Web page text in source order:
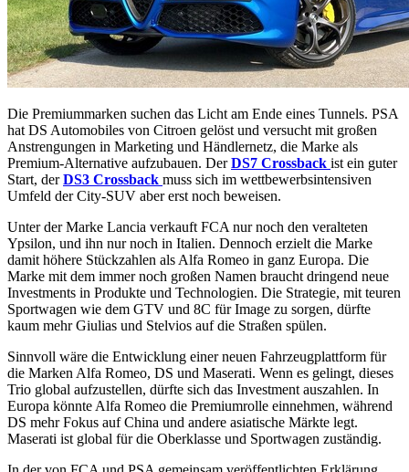
Die Premiummarken suchen das Licht am Ende eines Tunnels. PSA
hat DS Automobiles von Citroen gelöst und versucht mit großen
Anstrengungen in Marketing und Händlernetz, die Marke als
Premium-Alternative aufzubauen. DerDS7 Crossback ist ein guter
Start, derDS3 Crossback muss sich im wettbewerbsintensiven
Umfeld der City-SUV aber erst noch beweisen.
Unter der Marke Lancia verkauft FCA nur noch den veralteten
Ypsilon, und ihn nur noch in Italien. Dennoch erzielt die Marke
damit höhere Stückzahlen als Alfa Romeo in ganz Europa. Die
Marke mit dem immer noch großen Namen braucht dringend neue
Investments in Produkte und Technologien. Die Strategie, mit teuren
Sportwagen wie dem GTV und 8C für Image zu sorgen, dürfte
kaum mehr Giulias und Stelvios auf die Straßen spülen.
Sinnvoll wäre die Entwicklung einer neuen Fahrzeugplattform für
die Marken Alfa Romeo, DS und Maserati. Wenn es gelingt, dieses
Trio global aufzustellen, dürfte sich das Investment auszahlen. In
Europa könnte Alfa Romeo die Premiumrolle einnehmen, während
DS mehr Fokus auf China und andere asiatische Märkte legt.
Maserati ist global für die Oberklasse und Sportwagen zuständig.